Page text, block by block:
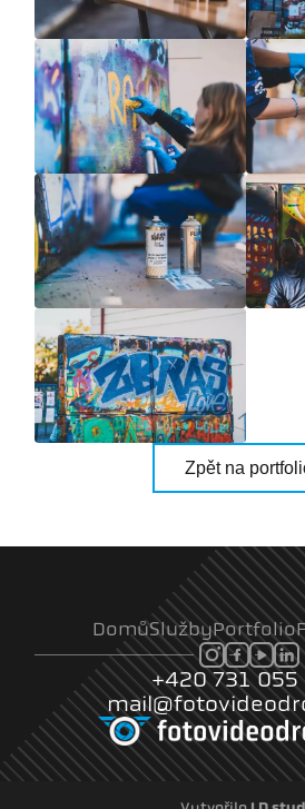
Zpět na
DomůSlužbyPortfolio
+420 731